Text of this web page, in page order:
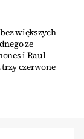
większych
ze
i Raul
czerwone